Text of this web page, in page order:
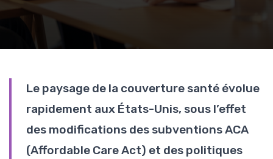
Le paysage de la couverture santé évolue
rapidement aux États-Unis, sous l’effet
des modifications des subventions ACA
(Affordable Care Act) et des politiques